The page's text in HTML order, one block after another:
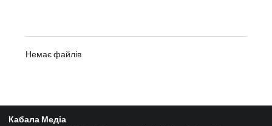
Немає файлів
Кабала Медіа